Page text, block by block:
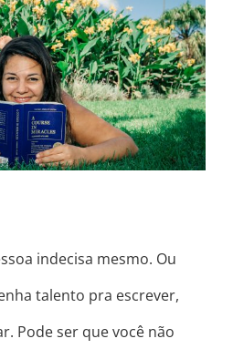
O BASTANTE
indecisa mesmo. Ou
talento pra escrever,
Pode ser que você não